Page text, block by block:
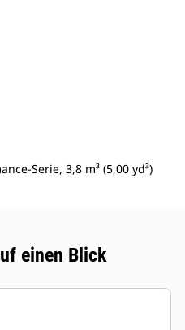
Serie, 3,8 m³ (5,00 yd³)
einen Blick